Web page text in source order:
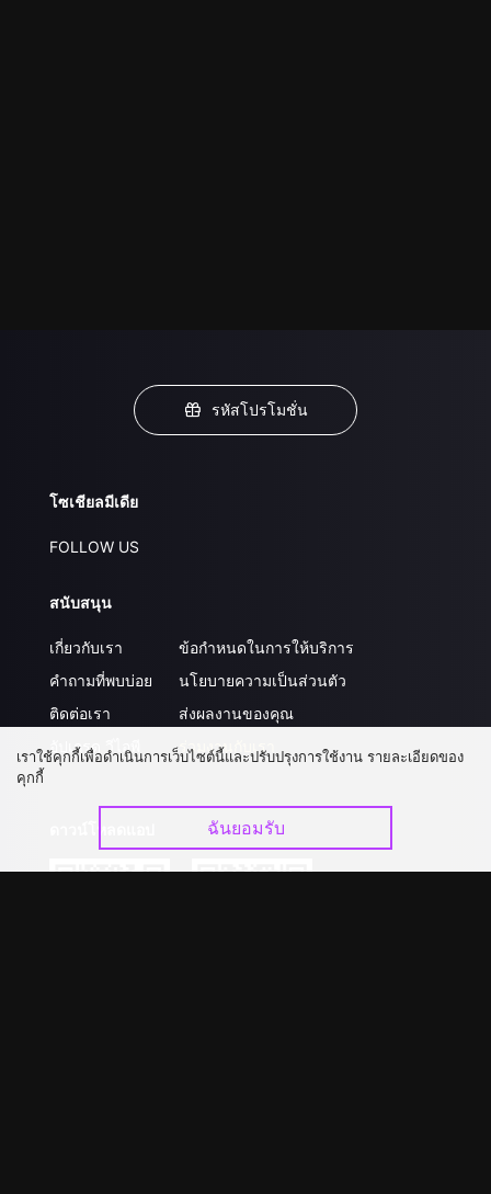
รหัสโปรโมชั่น
โซเชียลมีเดีย
FOLLOW US
สนับสนุน
เกี่ยวกับเรา
คำถามที่พบบ่อย
ติดต่อเรา
อัปเกรด วีไอพี
ข้อกำหนดในการให้บริการ
นโยบายความเป็นส่วนตัว
ส่งผลงานของคุณ
ร่วมงานกับเรา
เราใช้คุกกี้เพื่อดำเนินการเว็บไซต์นี้และปรับปรุงการใช้งาน รายละเอียดของ
คุกกี้
ฉันยอมรับ